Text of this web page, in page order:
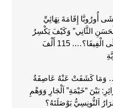
أُورُوبَّا إِقَامَةَ نِهَائِيِّ
مَلْعَبِ “الْحَسَنِ الثَّانِي” وَكَيْفَ يَكْسِرُ
الْمَغْرِبُ الْهَيْمَنَةَ الْأُورُوبِّيَّةَ عَلَى الْفِيفَا؟…. 115 أَلْفَ
وَمَا كَشَفَتْ عَنْهُ عَاصِفَةُ
بَيْنَ “خَيْمَةِ” اَلْجَارِ وَوَهْمِ
اَلتُّونِسِيُّ بَوْصَلَتَهُ؟